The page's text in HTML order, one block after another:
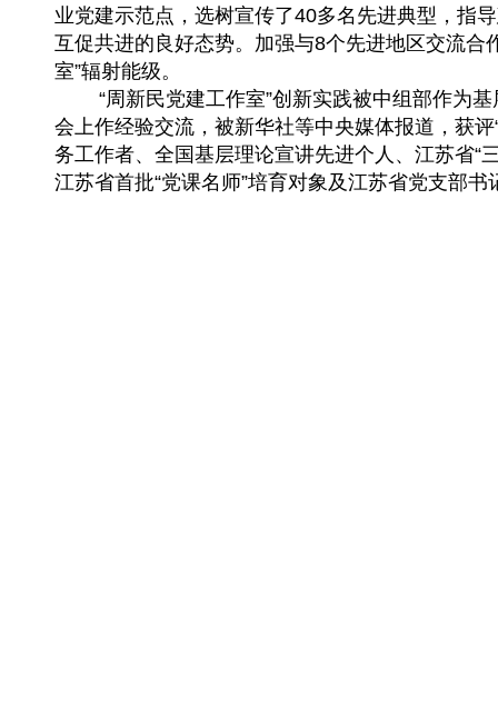
业党建示范点，选树宣传了40多名先进典型，指
互促共进的良好态势。加强与8个先进地区交流合
室”辐射能级。
“周新民党建工作室”创新实践被中组部作为基
会上作经验交流，被新华社等中央媒体报道，获
务工作者、全国基层理论宣讲先进个人、江苏省“
江苏省首批“党课名师”培育对象及江苏省党支部